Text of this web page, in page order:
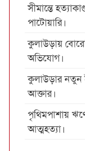
সীমান্তে
পাটোয়ারি।
কুলাউড়ায়
অভিযোগ।
কুলাউড়ার নতুন
আক্তার।
পৃথিমপাশায়
আত্মহত্যা।